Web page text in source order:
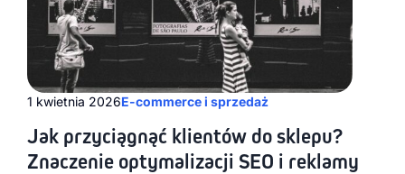
1 kwietnia 2026E-commerce i sprzedaż
Jak przyciągnąć klientów do sklepu?
Znaczenie optymalizacji SEO i reklamy